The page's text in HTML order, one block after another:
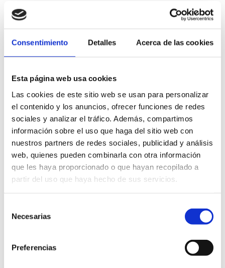
Consentimiento Detalles Acerca de las cookies
Esta página web usa cookies
Las cookies de este sitio web se usan para personalizar
el contenido y los anuncios, ofrecer funciones de redes
sociales y analizar el tráfico. Además, compartimos
información sobre el uso que haga del sitio web con
nuestros partners de redes sociales, publicidad y análisis
web, quienes pueden combinarla con otra información
que les haya proporcionado o que hayan recopilado a
partir del uso que haya hecho de sus servicios.
Necesarias
Preferencias
PRODUCTOS
RELACIONADOS